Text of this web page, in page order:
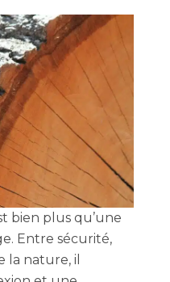
bien plus qu’une
Entre sécurité,
la nature, il